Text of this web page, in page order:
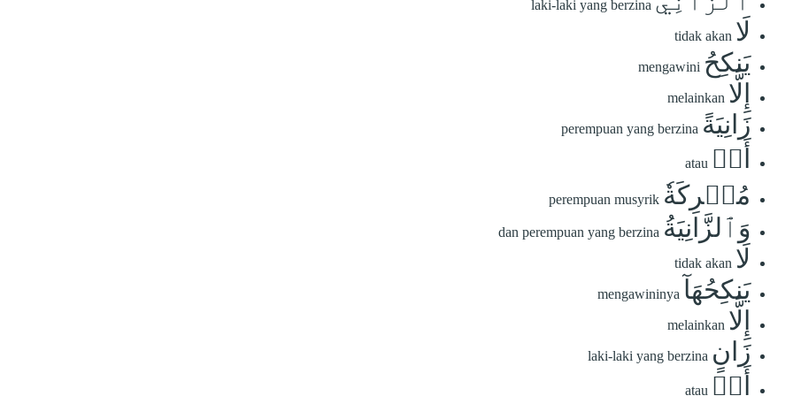
laki-laki yang berzina
لَا tidak akan
يَنكِحُ mengawini
إِلَّا melainkan
زَانِيَةً perempuan yang berzina
أَوۡ atau
مُشۡرِكَةٗ perempuan musyrik
وَٱلزَّانِيَةُ dan perempuan yang berzina
لَا tidak akan
يَنكِحُهَآ mengawininya
إِلَّا melainkan
زَانٍ laki-laki yang berzina
أَوۡ atau